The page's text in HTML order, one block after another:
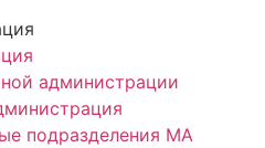
администрации
подразделения МА